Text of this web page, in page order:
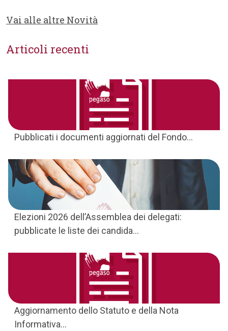
Vai alle altre Novità
Articoli recenti
Pubblicati i documenti aggiornati del Fondo...
Elezioni 2026 dell’Assemblea dei delegati:
pubblicate le liste dei candida...
Aggiornamento dello Statuto e della Nota
Informativa...